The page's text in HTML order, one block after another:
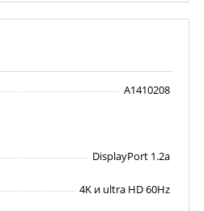
A1410208
DisplayPort 1.2a
4K и ultra HD 60Hz